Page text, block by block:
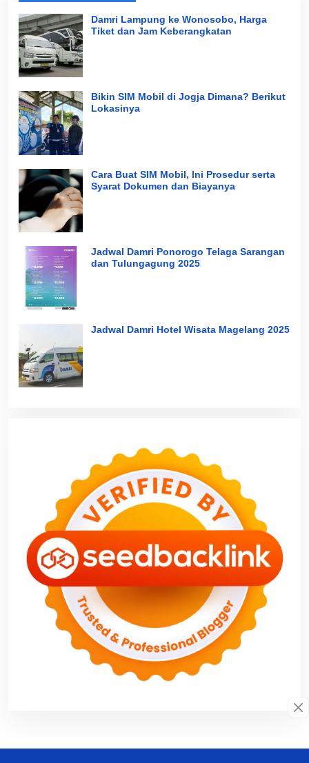
Damri Lampung ke Wonosobo, Harga
Tiket dan Jam Keberangkatan
Bikin SIM Mobil di Jogja Dimana? Berikut
Lokasinya
Cara Buat SIM Mobil, Ini Prosedur serta
Syarat Dokumen dan Biayanya
Jadwal Damri Ponorogo Telaga Sarangan
dan Tulungagung 2025
Jadwal Damri Hotel Wisata Magelang 2025